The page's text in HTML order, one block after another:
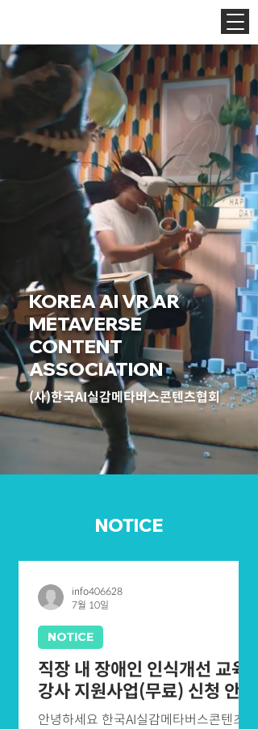
KOREA AI VR AR
METAVERSE
CONTENT
ASSOCIATION
(사)한국AI실감메타버스콘텐츠협회
NOTICE
직장 내 장애인 인식개선 교육
강사 지원사업(무료) 신청 안내
안녕하세요 한국AI실감메타버스콘텐츠협
NOTICE
info406628
7월 10일